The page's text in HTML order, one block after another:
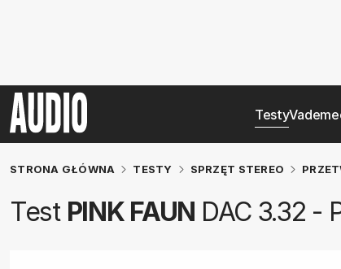
Testy
STRONA GŁÓWNA TESTY SPRZĘT STEREO
Test PINK FAUN DAC 3.32 -